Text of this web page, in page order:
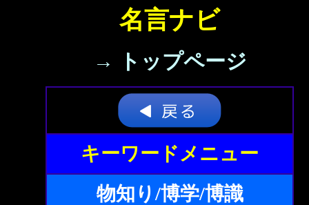
名言ナビ
→ トップページ
キーワードメニュー
物知り/博学/博識